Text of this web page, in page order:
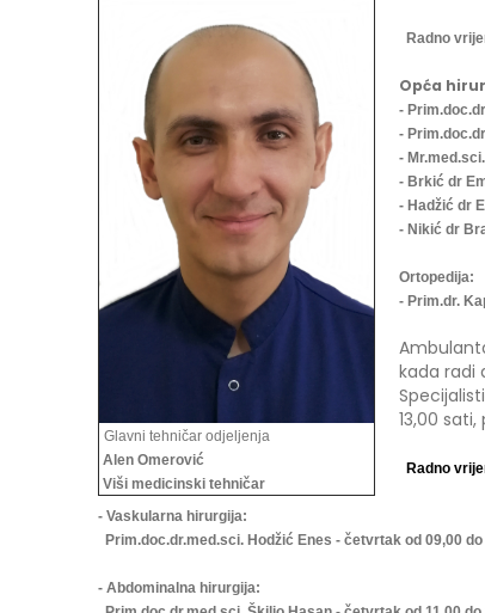
Glavni tehničar odjeljenja
Alen Omerović
Viši medicinski tehničar
Radno
Opća
-
-
-
- Brkić dr
- Hadžić dr
- Nikić dr
Ortopedija:
- Prim.dr.
kada radi
13,00
Radno
- Vaskularna hirurgija:
Prim.doc.dr.med.sci. Hodžić Enes - četvrtak od 09,00
- Abdominalna hirurgija: